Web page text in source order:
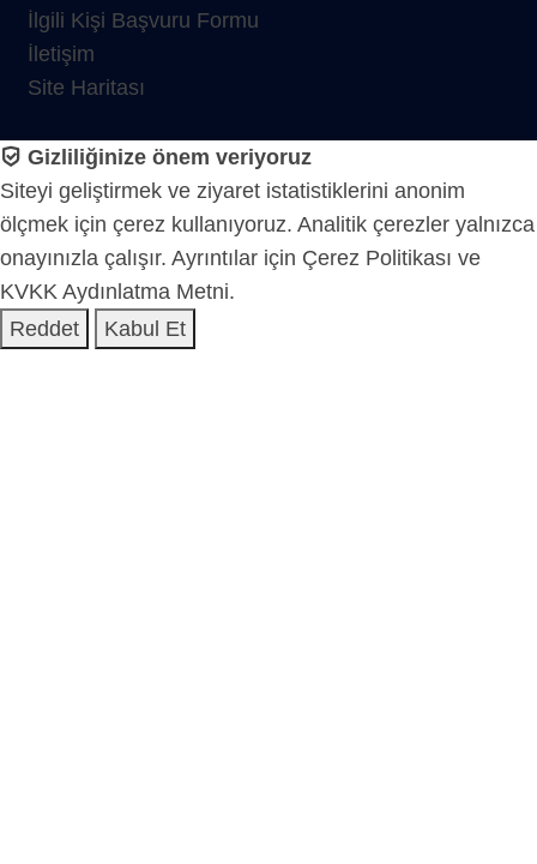
İlgili Kişi Başvuru Formu
İletişim
Site Haritası
Gizliliğinize önem veriyoruz
Siteyi geliştirmek ve ziyaret istatistiklerini anonim
ölçmek için çerez kullanıyoruz. Analitik çerezler yalnızca
onayınızla çalışır. Ayrıntılar için Çerez Politikası ve
KVKK Aydınlatma Metni.
Reddet
Kabul Et